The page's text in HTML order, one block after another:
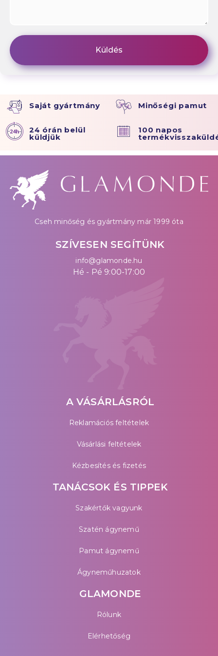
Saját gyártmány Minőségi pamut
24 órán belül
küldjük
100 napos
Cseh minőség és gyártmány már 1999 óta
SZÍVESEN SEGÍTÜNK
info@glamonde.hu
Hé - Pé 9:00-17:00
A VÁSÁRLÁSRÓL
Reklamációs feltételek
Vásárlási feltételek
Kézbesítés és fizetés
TANÁCSOK ÉS TIPPEK
Szakértők vagyunk
Szatén ágynemű
Pamut ágynemű
Ágyneműhuzatok
GLAMONDE
Rólunk
Elérhetőség